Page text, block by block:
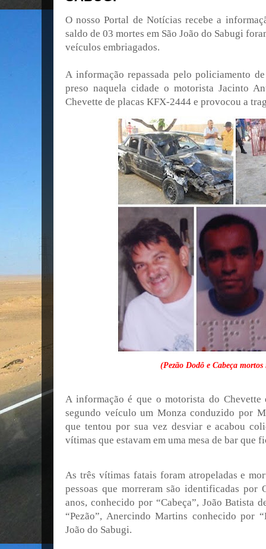
O nosso Portal de Notícias recebe a
saldo de 03 mortes em São João do Sabugi
veículos embriagados.
A informação repassada pelo policiamento
preso naquela cidade o motorista Jacinto
Chevette de placas KFX-2444 e provocou a
(Pezão Dodô e Cabeça
A informação é que o motorista do
segundo veículo um Monza conduzido por
que tentou por sua vez desviar e acabou
vítimas que estavam em uma mesa de bar que
As três vítimas fatais foram atropeladas e
pessoas que morreram são identificadas por
anos, conhecido por “Cabeça”, João Batista
“Pezão”, Anercindo Martins conhecido por
João do Sabugi.